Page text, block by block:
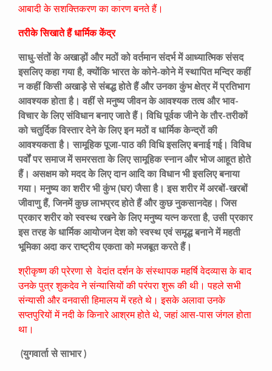
आबादी के सशक्तिकरण का कारण बनते हैं।
तरीके सिखाते हैं धार्मिक केंद्र
साधु-संतों के अखाड़ों और मठों को वर्तमान संदर्भ में आध्यात्मिक संसद
इसलिए कहा गया है, क्योंकि भारत के कोने-कोने में स्थापित मन्दिर कहीं
न कहीं किसी अखाड़े से संबद्ध होते हैं और उनका कुंभ क्षेत्र में प्रतिभाग
आवश्यक होता है। वहीं से मनुष्य जीवन के आवश्यक तत्व और भाव-
विचार के लिए संविधान बनाए जाते हैं। विधि पूर्वक जीने के तौर-तरीकों
को चतुर्दिक विस्तार देने के लिए इन मठों व धार्मिक केन्द्रों की
आवश्यकता है। सामूहिक पूजा-पाठ की विधि इसलिए बनाई गई। विविध
पर्वों पर समाज में समरसता के लिए सामूहिक स्नान और भोज आहूत होते
हैं। असक्षम को मदद के लिए दान आदि का विधान भी इसलिए बनाया
गया। मनुष्य का शरीर भी कुंभ (घर) जैसा है। इस शरीर में अरबों-खरबों
जीवाणु हैं, जिनमें कुछ लाभप्रद होते हैं और कुछ नुकसानदेह। जिस
प्रकार शरीर को स्वस्थ रखने के लिए मनुष्य यत्न करता है, उसी प्रकार
इस तरह के धार्मिक आयोजन देश को स्वस्थ एवं समृद्ध बनाने में महती
भूमिका अदा कर राष्ट्रीय एकता को मजबूत करते हैं।
श्रीकृष्ण की प्रेरणा से वेदांत दर्शन के संस्थापक महर्षि वेदव्यास के बाद
उनके पुत्र शुकदेव ने संन्यासियों की परंपरा शुरू की थी। पहले सभी
संन्यासी और वनवासी हिमालय में रहते थे। इसके अलावा उनके
सप्तपुरियों में नदी के किनारे आश्रम होते थे, जहां आस-पास जंगल होता
था।
(युगवार्ता से साभार )